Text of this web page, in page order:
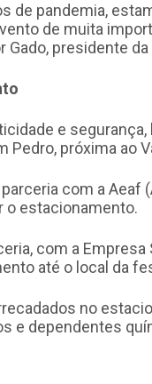
de pandemia,
de muita
Gado, presidente da
e
Pedro, próxima ao
parceria com a
o estacionamento.
com a
até o local da
no
e dependentes